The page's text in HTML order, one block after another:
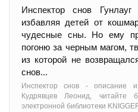
Инспектор снов
избавляя детей от
чудесные сны. Но ему
погоню за черным магом,
из которой не
снов...
Инспектор снов - oписание
Кудрявцев Леонид, читайте
электронной библиотеки